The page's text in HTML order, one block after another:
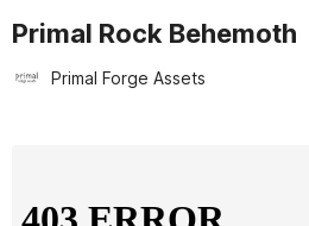
Primal Rock Behemoth
Primal Forge Assets